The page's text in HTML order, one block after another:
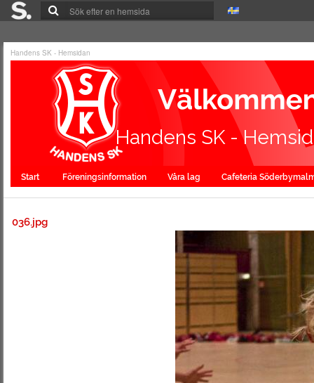
Handens SK - Hemsidan
Handens SK -
Start Föreningsinformation Våra lag Cafeteria
036.jpg